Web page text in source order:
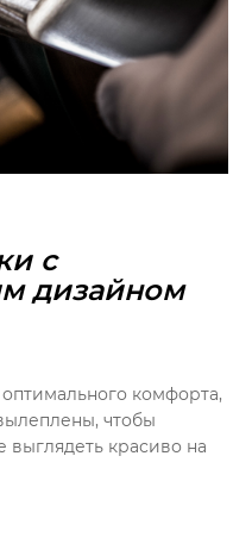
с
дизайном
комфорта,
чтобы
выглядеть красиво на